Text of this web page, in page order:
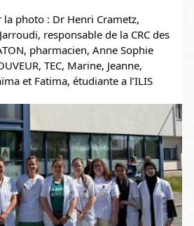
photo : Dr Henri Crametz,
responsable de la CRC des
pharmacien, Anne Sophie
TEC, Marine, Jeanne,
et Fatima, étudiante a l’ILIS